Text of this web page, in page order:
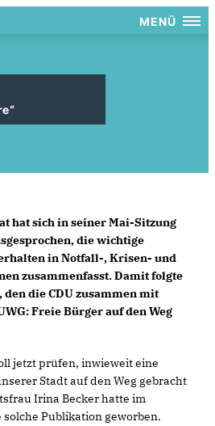
MENÜ
hat sich in seiner Mai-Sitzung
die wichtige
in Notfall-, Krisen- und
zusammenfasst. Damit folgte
die CDU zusammen mit
Freie Bürger auf den Weg
jetzt prüfen, inwieweit eine
Stadt auf den Weg gebracht
Irina Becker hatte im
Publikation geworben.